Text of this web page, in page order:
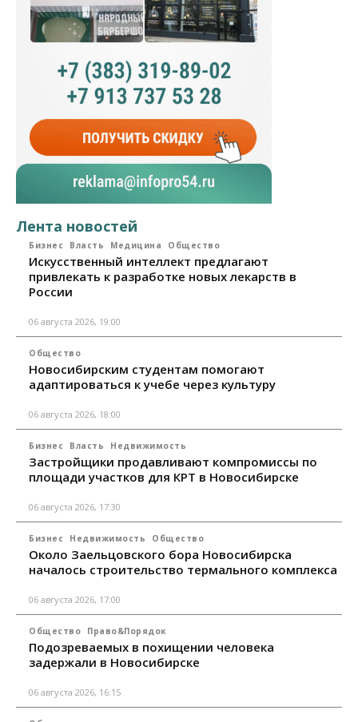
Лента новостей
Бизнес Власть Медицина Общество
Искусственный интеллект предлагают
привлекать к разработке новых лекарств в
России
06 августа 2026, 19:00
Общество
Новосибирским студентам помогают
адаптироваться к учебе через культуру
06 августа 2026, 18:00
Бизнес Власть Недвижимость
Застройщики продавливают компромиссы по
площади участков для КРТ в Новосибирске
06 августа 2026, 17:30
Бизнес Недвижимость Общество
Около Заельцовского бора Новосибирска
началось строительство термального комплекса
06 августа 2026, 17:00
Общество Право&Порядок
Подозреваемых в похищении человека
задержали в Новосибирске
06 августа 2026, 16:15